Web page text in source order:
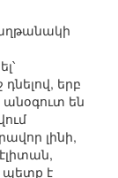
երբ
են
լինի,
պետք է